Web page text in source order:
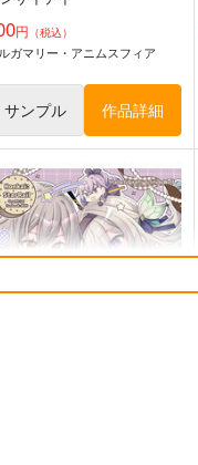
スキンシップ
らくげんば
円 （税込）
ガマリー・アニムスフィア
サンプル 作品詳細